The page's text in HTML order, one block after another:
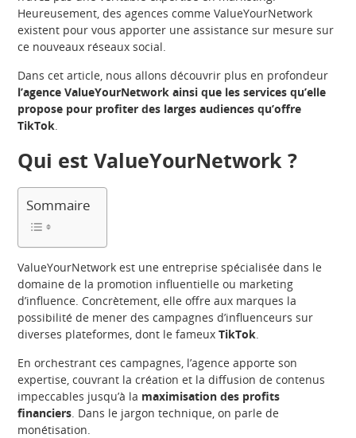
Heureusement, des agences comme ValueYourNetwork
existent pour vous apporter une assistance sur mesure sur
ce nouveaux réseaux social.
Dans cet article, nous allons découvrir plus en profondeur
l’agence ValueYourNetwork ainsi que les services qu’elle
propose pour profiter des larges audiences qu’offre
TikTok.
Qui est ValueYourNetwork ?
Sommaire
ValueYourNetwork est une entreprise spécialisée dans le
domaine de la promotion influentielle ou marketing
d’influence. Concrètement, elle offre aux marques la
possibilité de mener des campagnes d’influenceurs sur
diverses plateformes, dont le fameuxTikTok.
En orchestrant ces campagnes, l’agence apporte son
expertise, couvrant la création et la diffusion de contenus
impeccables jusqu’à la maximisation des profits
financiers. Dans le jargon technique, on parle de
monétisation.